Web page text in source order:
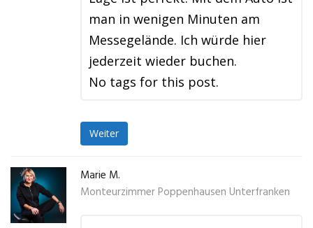
man in wenigen Minuten am
Messegelände. Ich würde hier
jederzeit wieder buchen.
No tags for this post.
Weiter
Marie M.
Monteurzimmer Poppenhausen Unterfranken